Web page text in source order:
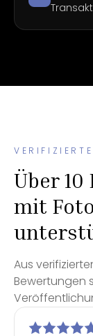
Über
mit
Aus
Bewertungen